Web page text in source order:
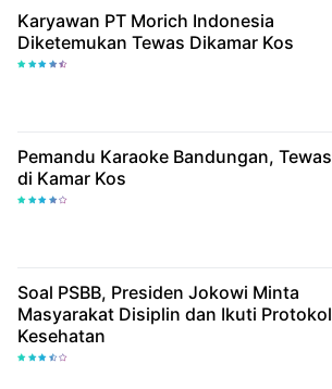
Karyawan PT Morich Indonesia
Diketemukan Tewas Dikamar Kos
Pemandu Karaoke Bandungan, Tewas
di Kamar Kos
Soal PSBB, Presiden Jokowi Minta
Masyarakat Disiplin dan Ikuti Protokol
Kesehatan